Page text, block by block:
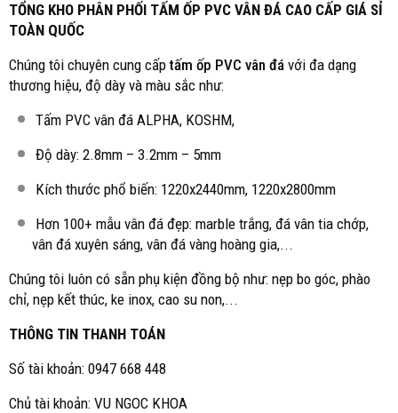
TỔNG KHO PHÂN PHỐI TẤM ỐP PVC VÂN ĐÁ CAO CẤP GIÁ SỈ
TOÀN QUỐC
Chúng tôi chuyên cung cấptấm ốp PVC vân đá với đa dạng
thương hiệu, độ dày và màu sắc như:
Tấm PVC vân đá ALPHA, KOSHM,
Độ dày: 2.8mm – 3.2mm – 5mm
Kích thước phổ biến: 1220x2440mm, 1220x2800mm
Hơn 100+ mẫu vân đá đẹp: marble trắng, đá vân tia chớp,
vân đá xuyên sáng, vân đá vàng hoàng gia,...
Chúng tôi luôn có sẵn phụ kiện đồng bộ như: nẹp bo góc, phào
chỉ, nẹp kết thúc, ke inox, cao su non,...
THÔNG TIN THANH TOÁN
Số tài khoản: 0947 668 448
Chủ tài khoản: VU NGOC KHOA